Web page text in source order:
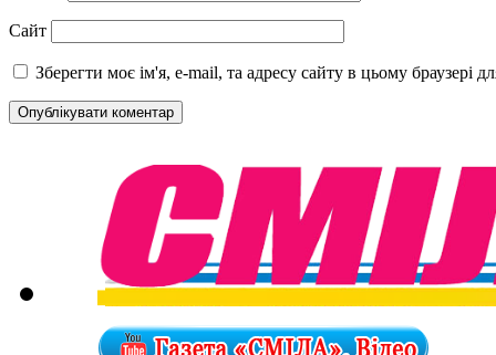
Сайт
Зберегти моє ім'я, e-mail, та адресу сайту в цьому браузері